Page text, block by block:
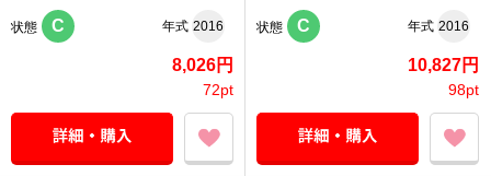
状態 C 年式 2016
8,026円
72pt
状態 C 年式 2016
10,827円
98pt